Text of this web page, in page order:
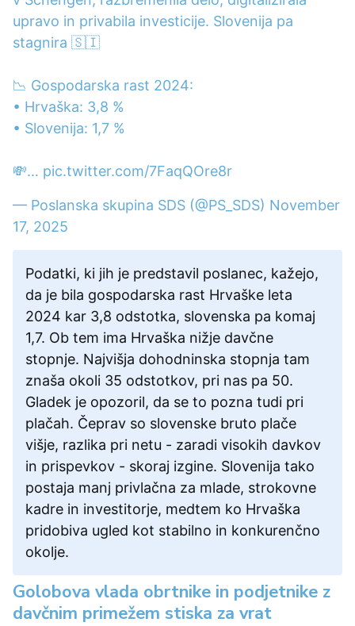
upravo in privabila investicije. Slovenija pa
stagnira 🇸🇮
📉 Gospodarska rast 2024:
• Hrvaška: 3,8 %
• Slovenija: 1,7 %
💸… pic.twitter.com/7FaqQOre8r
— Poslanska skupina SDS (@PS_SDS) November
17, 2025
Podatki, ki jih je predstavil poslanec, kažejo,
da je bila gospodarska rast Hrvaške leta
2024 kar 3,8 odstotka, slovenska pa komaj
1,7. Ob tem ima Hrvaška nižje davčne
stopnje. Najvišja dohodninska stopnja tam
znaša okoli 35 odstotkov, pri nas pa 50.
Gladek je opozoril, da se to pozna tudi pri
plačah. Čeprav so slovenske bruto plače
višje, razlika pri netu - zaradi visokih davkov
in prispevkov - skoraj izgine. Slovenija tako
postaja manj privlačna za mlade, strokovne
kadre in investitorje, medtem ko Hrvaška
pridobiva ugled kot stabilno in konkurenčno
okolje.
Golobova vlada obrtnike in podjetnike z
davčnim primežem stiska za vrat